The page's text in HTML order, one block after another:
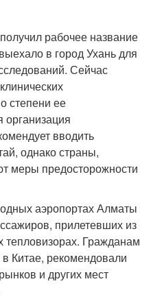
рабочее название
в город Ухань для
Сейчас
степени ее
вводить
однако страны,
меры предосторожности
аэропортах Алматы
прилетевших из
тепловизорах. Гражданам
Китае, рекомендовали
и других мест